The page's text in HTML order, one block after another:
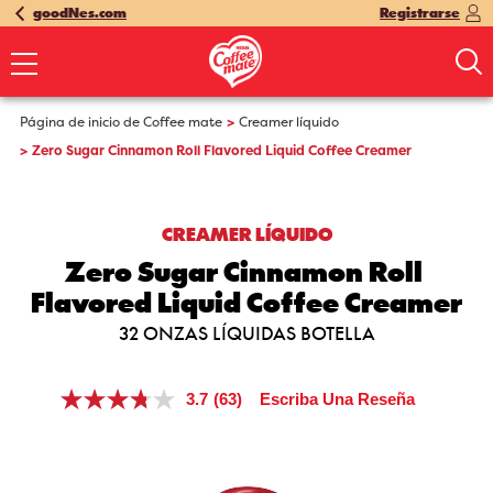
goodNes.com Registrarse
Página de inicio de Coffee mate
Creamer líquido
Zero Sugar Cinnamon Roll Flavored Liquid Coffee Creamer
CREAMER LÍQUIDO
Zero Sugar Cinnamon Roll
Flavored Liquid Coffee Creamer
32 ONZAS LÍQUIDAS BOTELLA
3.7 Lea
(63) Escriba Una Reseña